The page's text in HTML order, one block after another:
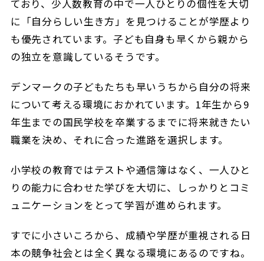
ており、少人数教育の中で一人ひとりの個性を大切
に「自分らしい生き方」を見つけることが学歴より
も優先されています。子ども自身も早くから親から
の独立を意識しているそうです。
デンマークの子どもたちも早いうちから自分の将来
について考える環境におかれています。1年生から9
年生までの国民学校を卒業するまでに将来就きたい
職業を決め、それに合った進路を選択します。
小学校の教育ではテストや通信簿はなく、一人ひと
りの能力に合わせた学びを大切に、しっかりとコミ
ュニケーションをとって学習が進められます。
すでに小さいころから、成績や学歴が重視される日
本の競争社会とは全く異なる環境にあるのですね。